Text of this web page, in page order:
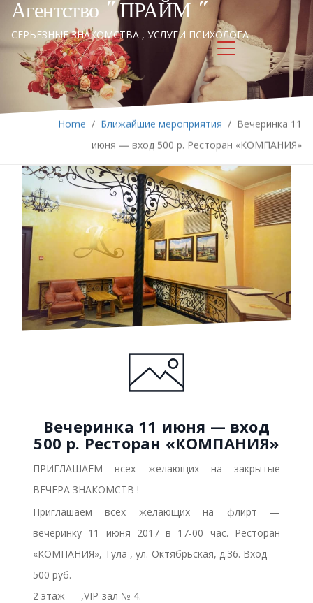
Агентство " ПРАЙМ "
СЕРЬЕЗНЫЕ ЗНАКОМСТВА , УСЛУГИ ПСИХОЛОГА
Home / Ближайшие мероприятия / Вечеринка 11
июня — вход 500 р. Ресторан «КОМПАНИЯ»
Вечеринка 11 июня — вход
500 р. Ресторан «КОМПАНИЯ»
ПРИГЛАШАЕМ всех желающих на закрытые
ВЕЧЕРА ЗНАКОМСТВ !
Приглашаем всех желающих на флирт —
вечеринку 11 июня 2017 в 17-00 час. Ресторан
«КОМПАНИЯ», Тула , ул. Октябрьская, д.36. Вход —
500 руб.
2 этаж — ,VIP-зал № 4.